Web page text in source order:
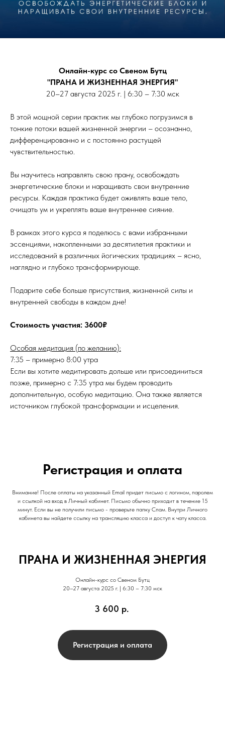
Онлайн-курс со Свеном Бутц
"ПРАНА И ЖИЗНЕННАЯ ЭНЕРГИЯ"
20–27 августа 2025 г. | 6:30 – 7:30 мск
В этой мощной серии практик мы глубоко погрузимся в
тонкие потоки вашей жизненной энергии – осознанно,
дифференцированно и с постоянно растущей
чувствительностью.
Вы научитесь направлять свою прану, освобождать
энергетические блоки и наращивать свои внутренние
ресурсы. Каждая практика будет оживлять ваше тело,
очищать ум и укреплять ваше внутреннее сияние.
В рамках этого курса я поделюсь с вами избранными
эссенциями, накопленными за десятилетия практики и
исследований в различных йогических традициях – ясно,
наглядно и глубоко трансформирующе.
Подарите себе больше присутствия, жизненной силы и
внутренней свободы в каждом дне!
Стоимость участия: 3600₽
Особая медитация (по желанию):
7:35 – примерно 8:00 утра
Если вы хотите медитировать дольше или присоединиться
позже, примерно с 7:35 утра мы будем проводить
дополнительную, особую медитацию. Она также является
источником глубокой трансформации и исцеления.
Регистрация и оплата
Внимание! После оплаты на указанный Email придет письмо с логином, паролем
и ссылкой на вход в Личный кабинет. Письмо обычно приходит в течение 15
минут. Если вы не получили письмо - проверьте папку Спам. Внутри Личного
кабинета вы найдете ссылку на трансляцию класса и доступ к чату класса.
ПРАНА И ЖИЗНЕННАЯ ЭНЕРГИЯ
Онлайн-курс со Свеном Бутц
20–27 августа 2025 г. | 6:30 – 7:30 мск
3 600 р.
Регистрация и оплата